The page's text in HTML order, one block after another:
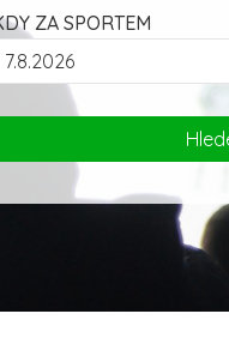
ZA SPORTEM